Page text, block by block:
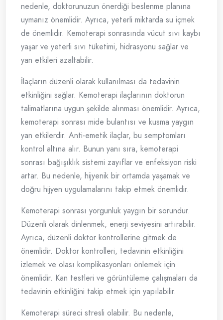
nedenle, doktorunuzun önerdiği beslenme planına
uymanız önemlidir. Ayrıca, yeterli miktarda su içmek
de önemlidir. Kemoterapi sonrasında vücut sıvı kaybı
yaşar ve yeterli sıvı tüketimi, hidrasyonu sağlar ve
yan etkileri azaltabilir.
İlaçların düzenli olarak kullanılması da tedavinin
etkinliğini sağlar. Kemoterapi ilaçlarının doktorun
talimatlarına uygun şekilde alınması önemlidir. Ayrıca,
kemoterapi sonrası mide bulantısı ve kusma yaygın
yan etkilerdir. Anti-emetik ilaçlar, bu semptomları
kontrol altına alır. Bunun yanı sıra, kemoterapi
sonrası bağışıklık sistemi zayıflar ve enfeksiyon riski
artar. Bu nedenle, hijyenik bir ortamda yaşamak ve
doğru hijyen uygulamalarını takip etmek önemlidir.
Kemoterapi sonrası yorgunluk yaygın bir sorundur.
Düzenli olarak dinlenmek, enerji seviyesini artırabilir.
Ayrıca, düzenli doktor kontrollerine gitmek de
önemlidir. Doktor kontrolleri, tedavinin etkinliğini
izlemek ve olası komplikasyonları önlemek için
önemlidir. Kan testleri ve görüntüleme çalışmaları da
tedavinin etkinliğini takip etmek için yapılabilir.
Kemoterapi süreci stresli olabilir. Bu nedenle,